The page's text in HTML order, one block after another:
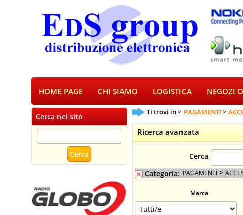
HOME PAGE CHI SIAMO LOGISTICA NEGOZI
Cerca nel sito Ti trovi in PAGAMENTI
Ricerca avanzata
Cerca
Categoria: PAGAMENTI >
Marca